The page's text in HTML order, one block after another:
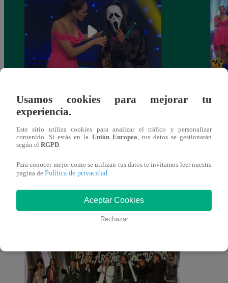
Programa completo
gala
También te puede
interesar
Usamos cookies para mejorar tu
experiencia.
Este sitio utiliza cookies para analizar el tráfico y personalizar
contenido. Si estás en la Unión Europea , tus datos se gestionarán
según el RGPD
Para conocer mejor como se utilizan tus datos te invitamos leer nuestra
pagina de Política de privacidad
Aceptar Cookies
Rechazar